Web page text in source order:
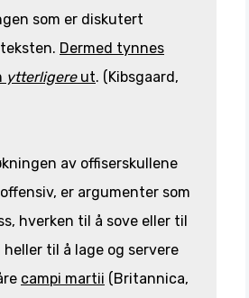
som er diskutert
Dermed tynnes
ytterligereut. (Kibsgaard,
av offiserskullene
er argumenter som
hverken til å sove eller til
heller til å lage og servere
campi martii (Britannica,